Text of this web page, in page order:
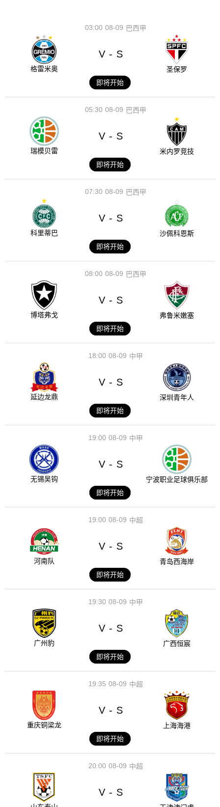
08-09
03:00 巴西甲
格雷米奥
V - S
圣保罗
即将开始
08-09
05:30 巴西甲
瑞模贝雷
V - S
米内罗竞技
即将开始
08-09
07:30 巴西甲
科里蒂巴
V - S
沙佩科恩斯
即将开始
08-09
08:00 巴西甲
博塔弗戈
V - S
弗鲁米嫩塞
即将开始
08-09
18:00 中甲
延边龙鼎
V - S
深圳青年人
即将开始
08-09
19:00 中甲
无锡吴钩
V - S
宁波职业足球俱乐部
即将开始
08-09
19:00 中超
河南队
V - S
青岛西海岸
即将开始
08-09
19:30 中甲
广州豹
V - S
广西恒宸
即将开始
08-09
19:35 中超
重庆铜梁龙
V - S
上海海港
即将开始
08-09
20:00 中超
V - S